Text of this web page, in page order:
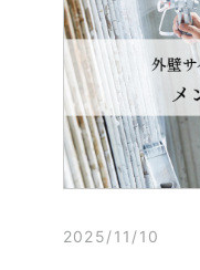
2025/11/10